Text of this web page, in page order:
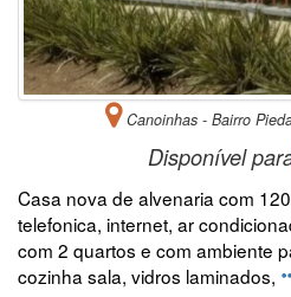
Canoinhas - Bairro
Disponível
Casa nova de alvenaria com
telefonica, internet, ar
com 2 quartos e com ambiente
cozinha sala, vidros laminados,